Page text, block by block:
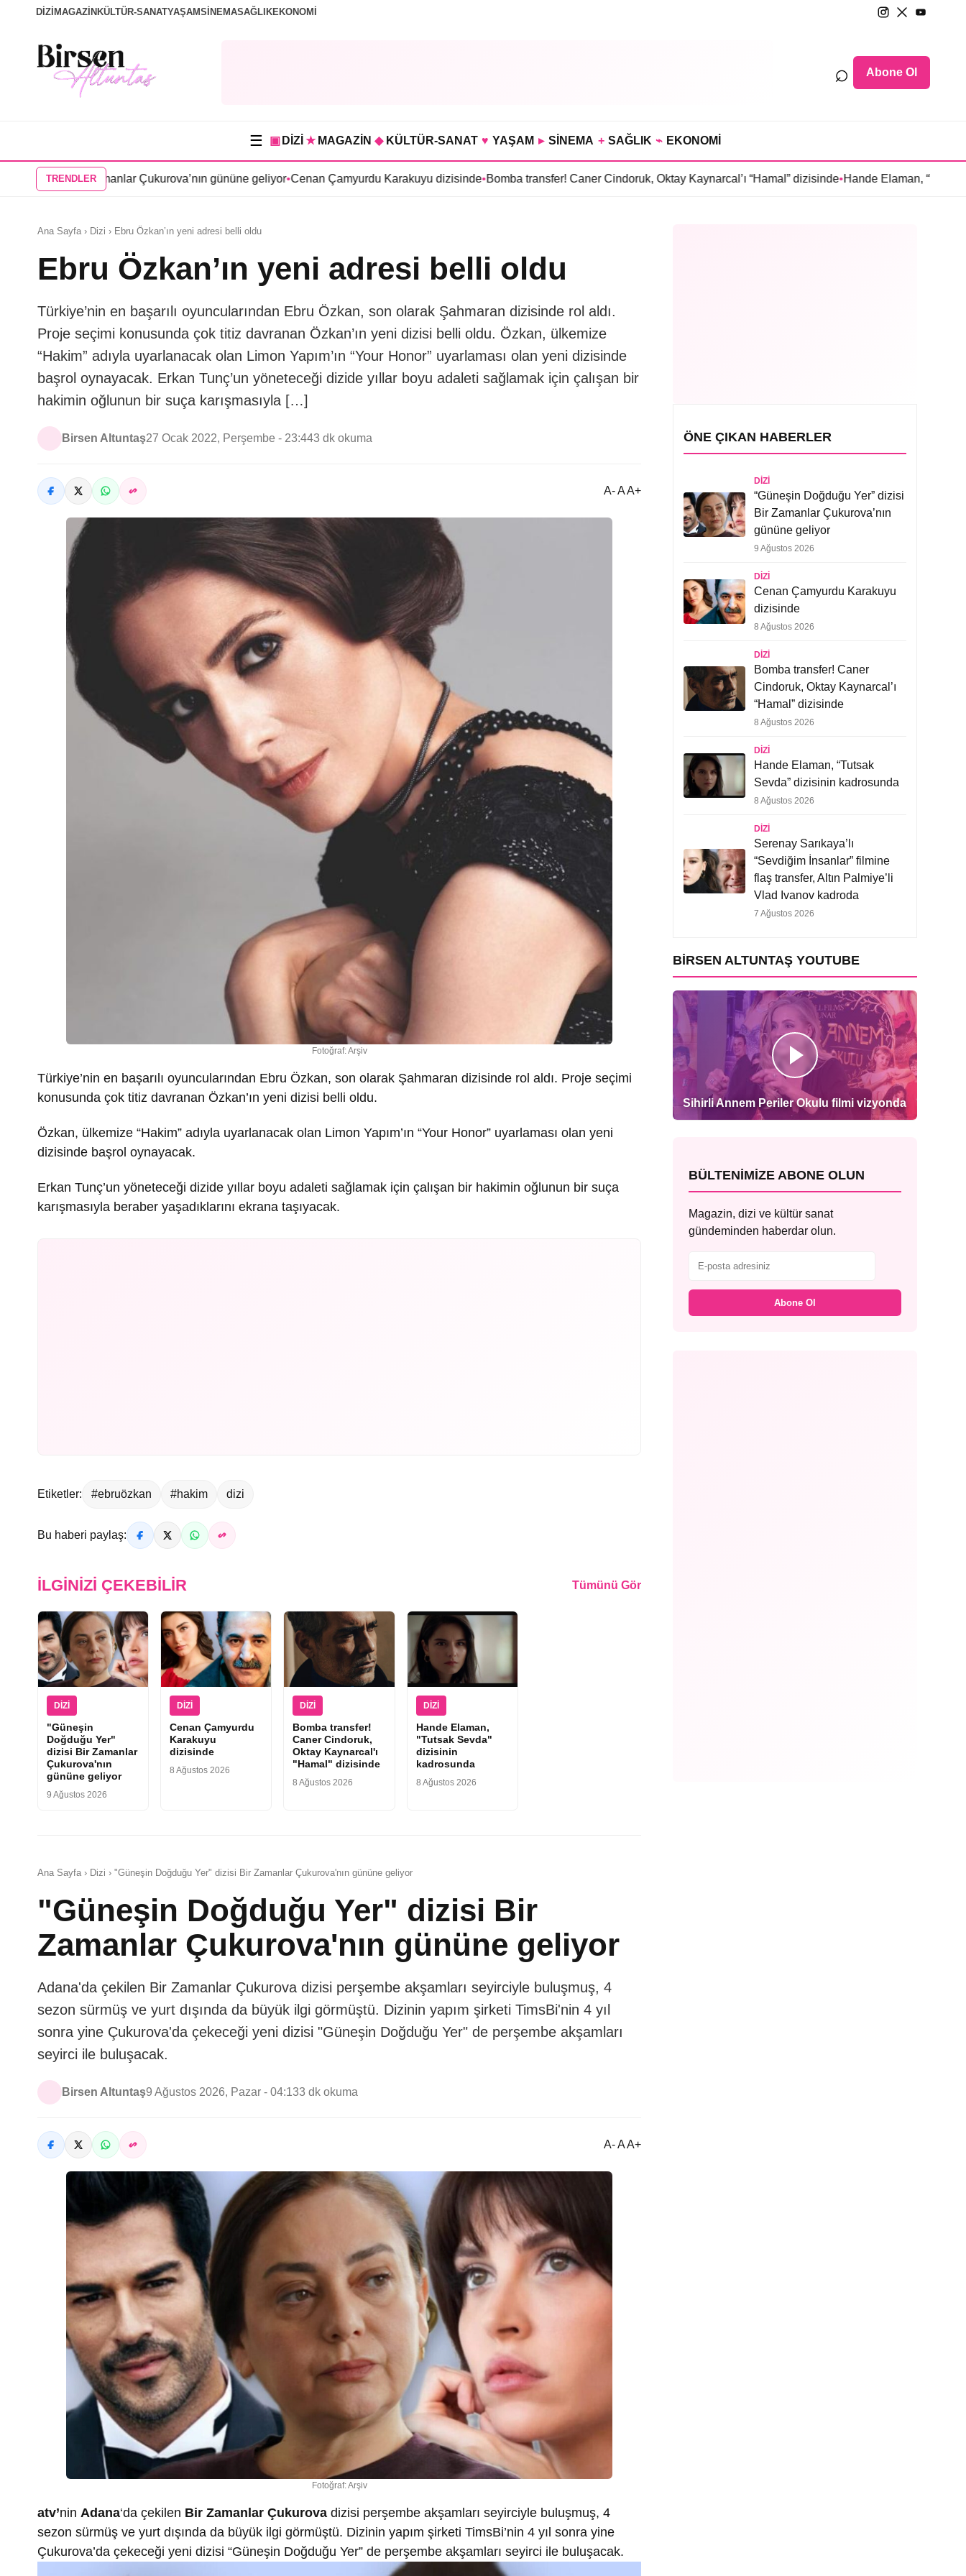
DİZİ MAGAZİN KÜLTÜR-SANATYAŞAMSİNEMASAĞLIKEKONOMİ
⌕ Abone Ol
☰ ▣ DİZİ ★ MAGAZİN ◆ KÜLTÜR-SANAT ♥ YAŞAM ▸ SİNEMA + SAĞLIK ⌁ EKONOMİ
TRENDLER
Bir Zamanlar Çukurova’nın gününe geliyor•Cenan Çamyurdu Karakuyu dizisinde•Bomba transfer! Caner Cindoruk, Oktay Kaynarcal’ı “Hamal” dizisinde• Hande Elaman, “Tutsak Sevda”
Ana Sayfa › Dizi › Ebru Özkan’ın yeni adresi belli oldu
Ebru Özkan’ın yeni adresi belli oldu
Türkiye’nin en başarılı oyuncularından Ebru Özkan, son olarak Şahmaran dizisinde rol aldı.
Proje seçimi konusunda çok titiz davranan Özkan’ın yeni dizisi belli oldu. Özkan, ülkemize
“Hakim” adıyla uyarlanacak olan Limon Yapım’ın “Your Honor” uyarlaması olan yeni dizisinde
başrol oynayacak. Erkan Tunç’un yöneteceği dizide yıllar boyu adaleti sağlamak için çalışan bir
hakimin oğlunun bir suça karışmasıyla […]
Birsen Altuntaş27 Ocak 2022, Perşembe - 23:443 dk okuma
A- A A+
Fotoğraf: Arşiv
Türkiye’nin en başarılı oyuncularından Ebru Özkan, son olarak Şahmaran dizisinde rol aldı. Proje seçimi
konusunda çok titiz davranan Özkan’ın yeni dizisi belli oldu.
Özkan, ülkemize “Hakim” adıyla uyarlanacak olan Limon Yapım’ın “Your Honor” uyarlaması olan yeni
dizisinde başrol oynayacak.
Erkan Tunç’un yöneteceği dizide yıllar boyu adaleti sağlamak için çalışan bir hakimin oğlunun bir suça
karışmasıyla beraber yaşadıklarını ekrana taşıyacak.
Etiketler: #ebruözkan #hakim dizi
Bu haberi paylaş:
İLGINIZI ÇEKEBILIR Tümünü Gör
DIZI
"Güneşin
Doğduğu Yer"
dizisi Bir Zamanlar
Çukurova'nın
gününe geliyor
9 Ağustos 2026
DIZI
Cenan Çamyurdu
Karakuyu
dizisinde
8 Ağustos 2026
DIZI
Bomba transfer!
Caner Cindoruk,
Oktay Kaynarcal'ı
"Hamal" dizisinde
8 Ağustos 2026
DIZI
Hande Elaman,
"Tutsak Sevda"
dizisinin
kadrosunda
8 Ağustos 2026
Ana Sayfa › Dizi › "Güneşin Doğduğu Yer" dizisi Bir Zamanlar Çukurova'nın gününe geliyor
"Güneşin Doğduğu Yer" dizisi Bir
Zamanlar Çukurova'nın gününe geliyor
Adana'da çekilen Bir Zamanlar Çukurova dizisi perşembe akşamları seyirciyle buluşmuş, 4
sezon sürmüş ve yurt dışında da büyük ilgi görmüştü. Dizinin yapım şirketi TimsBi'nin 4 yıl
sonra yine Çukurova'da çekeceği yeni dizisi "Güneşin Doğduğu Yer" de perşembe akşamları
seyirci ile buluşacak.
Birsen Altuntaş9 Ağustos 2026, Pazar - 04:133 dk okuma
A- A A+
Fotoğraf: Arşiv
atv’nin Adana‘da çekilen Bir Zamanlar Çukurova dizisi perşembe akşamları seyirciyle buluşmuş, 4
sezon sürmüş ve yurt dışında da büyük ilgi görmüştü. Dizinin yapım şirketi TimsBi’nin 4 yıl sonra yine
Çukurova’da çekeceği yeni dizisi “Güneşin Doğduğu Yer” de perşembe akşamları seyirci ile buluşacak.
ÖNE ÇIKAN HABERLER
DIZI
“Güneşin Doğduğu Yer” dizisi
Bir Zamanlar Çukurova’nın
gününe geliyor
9 Ağustos 2026
DIZI
Cenan Çamyurdu Karakuyu
dizisinde
8 Ağustos 2026
DIZI
Bomba transfer! Caner
Cindoruk, Oktay Kaynarcal’ı
“Hamal” dizisinde
8 Ağustos 2026
DIZI
Hande Elaman, “Tutsak
Sevda” dizisinin kadrosunda
8 Ağustos 2026
DIZI
Serenay Sarıkaya’lı
“Sevdiğim İnsanlar” filmine
flaş transfer, Altın Palmiye’li
Vlad Ivanov kadroda
7 Ağustos 2026
BIRSEN ALTUNTAŞ YOUTUBE
Sihirli Annem Periler Okulu filmi vizyonda
BÜLTENIMIZE ABONE OLUN
Magazin, dizi ve kültür sanat
gündeminden haberdar olun.
Abone Ol